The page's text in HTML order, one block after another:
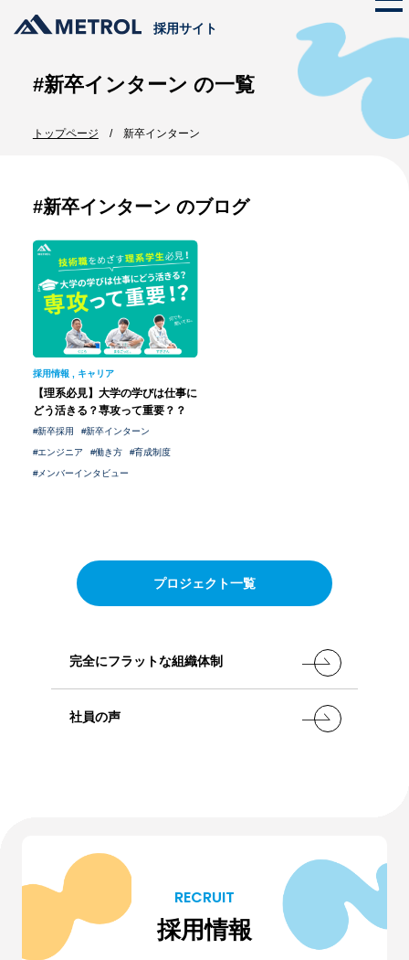
採用サイト
メトロールの文化
ストーリー
メトロールの文化
働く体制
職種紹介
プロジェクト紹介
メンバー紹介
採用情報
新卒採用
中途採用
シニア採用
パート採用
インターンシップ
エントリー
新卒採用
メトロールブログ
#新卒インターン の一覧
トップページ 新卒インターン
#新卒インターン のブログ
採用情報, キャリア
【理系必見】大学の学びは仕事に
どう活きる？専攻って重要？？
新卒採用 新卒インターン
エンジニア 働き方 育成制度
メンバーインタビュー
プロジェクト一覧
完全にフラットな組織体制
社員の声
RECRUIT
採用情報